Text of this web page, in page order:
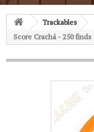
Trackables
Score Crachá - 250 finds